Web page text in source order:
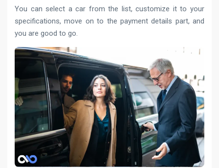
You can select a car from the list, customize it to your
specifications, move on to the payment details part, and
you are good to go.